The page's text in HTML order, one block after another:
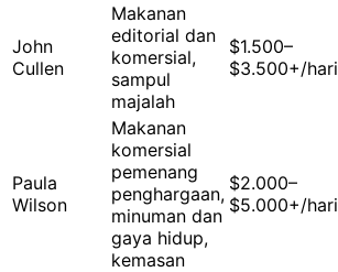
John
Cullen
Makanan
editorial dan
komersial,
sampul
majalah
$1.500–
$3.500+/hari
Paula
Wilson
Makanan
komersial
pemenang
penghargaan,
minuman dan
gaya hidup,
kemasan
$2.000–
$5.000+/hari